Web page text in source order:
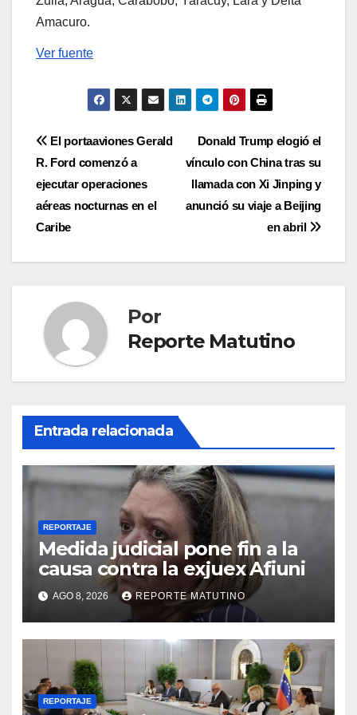
Amacuro.
Ver fuente
Navegación
de
entradas
Donald Trump elogió el
vínculo con China tras su
llamada con Xi Jinping y
anunció su viaje a Beijing
en abril
El portaaviones Gerald
R. Ford comenzó a
ejecutar operaciones
aéreas nocturnas en el
Caribe
Por
Reporte Matutino
Entrada relacionada
REPORTAJE
Medida judicial pone fin a la
causa contra la exjuex Afiuni
AGO 8, 2026 REPORTE MATUTINO
REPORTAJE